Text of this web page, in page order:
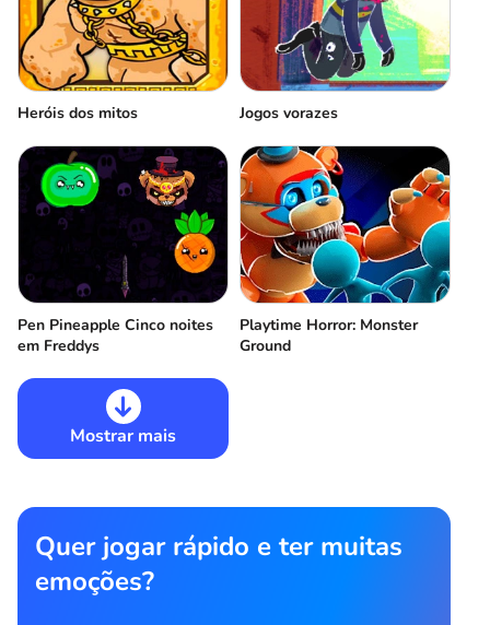
Heróis dos mitos Jogos vorazes
Pen Pineapple Cinco noites
em Freddys
Playtime Horror: Monster
Ground
Mostrar mais
Quer jogar rápido e ter muitas
emoções?